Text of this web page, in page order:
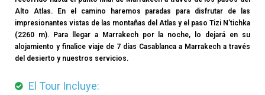
Alto Atlas. En el camino haremos paradas para disfrutar de las
impresionantes vistas de las montañas del Atlas y el paso Tizi N’tichka
(2260 m). Para llegar a Marrakech por la noche, lo dejará en su
alojamiento y finalice viaje de 7 días Casablanca a Marrakech a través
del desierto y nuestros servicios.
El Tour Incluye: